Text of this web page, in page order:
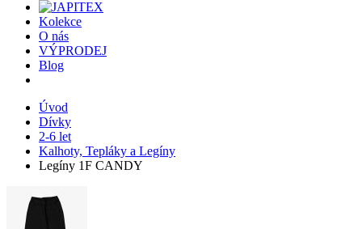
Kolekce
O nás
VÝPRODEJ
Blog
Úvod
Dívky
2-6 let
Kalhoty, Tepláky a Legíny
Legíny 1F CANDY